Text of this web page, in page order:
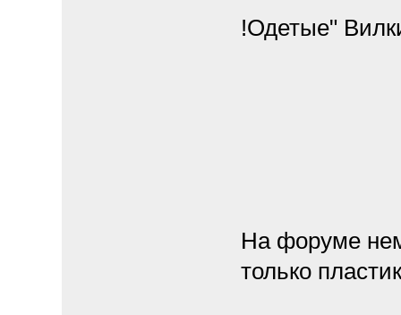
!Одетые"
На форуме
только